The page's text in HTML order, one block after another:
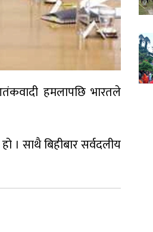
हमलापछि भारतले
। साथै बिहीबार सर्वदलीय